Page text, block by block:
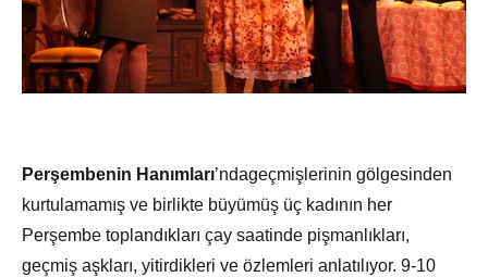
Perşembenin Hanımları’ndageçmişlerinin gölgesinden
kurtulamamış ve birlikte büyümüş üç kadının her
Perşembe toplandıkları çay saatinde pişmanlıkları,
geçmiş aşkları, yitirdikleri ve özlemleri anlatılıyor. 9-10